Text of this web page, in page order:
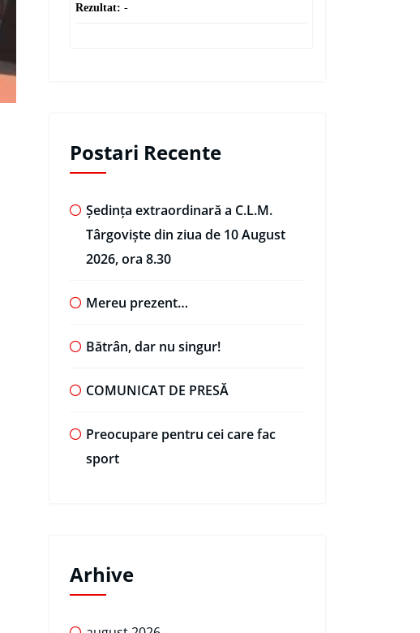
Rezultat: -
Postari Recente
Ședința extraordinară a C.L.M.
Târgoviște din ziua de 10 August
2026, ora 8.30
Mereu prezent…
Bătrân, dar nu singur!
COMUNICAT DE PRESĂ
Preocupare pentru cei care fac
sport
Arhive